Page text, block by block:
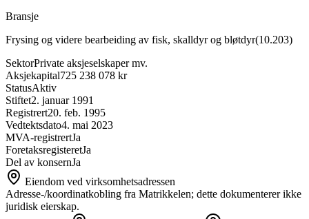
Bransje
Frysing og videre bearbeiding av fisk, skalldyr og bløtdyr(10.203)
SektorPrivate aksjeselskaper mv.
Aksjekapital725 238 078 kr
StatusAktiv
Stiftet2. januar 1991
Registrert20. feb. 1995
Vedtektsdato4. mai 2023
MVA-registrertJa
ForetaksregisteretJa
Del av konsernJa
Eiendom ved virksomhetsadressen
Adresse-/koordinatkobling fra Matrikkelen; dette dokumenterer ikke
juridisk eierskap.